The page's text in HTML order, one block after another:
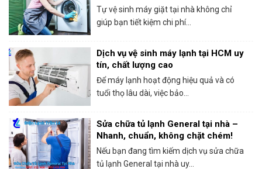
Tự vệ sinh máy giặt tại nhà không chỉ
giúp bạn tiết kiệm chi phí...
Dịch vụ vệ sinh máy lạnh tại HCM uy
tín, chất lượng cao
Để máy lạnh hoạt động hiệu quả và có
tuổi thọ lâu dài, việc bảo...
Sửa chữa tủ lạnh General tại nhà –
Nhanh, chuẩn, không chặt chém!
Nếu bạn đang tìm kiếm dịch vụ sửa chữa
tủ lạnh General tại nhà uy...